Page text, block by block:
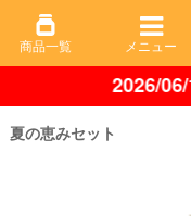
2026/
夏の恵みセット
商品一覧 メニュー